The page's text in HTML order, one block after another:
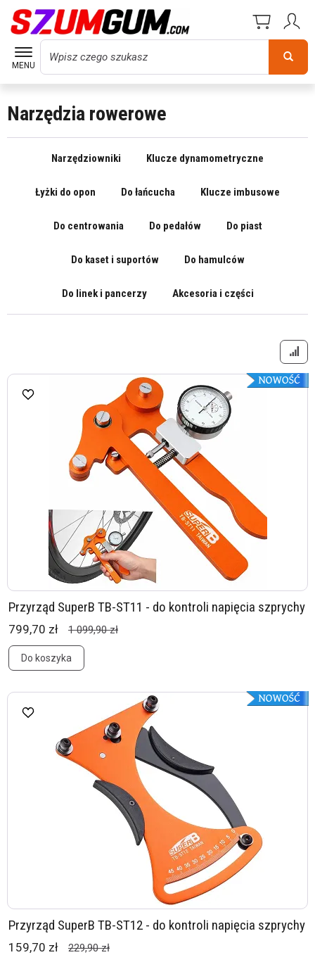
MENU
Wyszukaj
Narzędzia rowerowe
Narzędziowniki Klucze dynamometryczne
Łyżki do opon Do łańcucha Klucze imbusowe
Do centrowania Do pedałów Do piast
Do kaset i suportów Do hamulców
Do linek i pancerzy Akcesoria i części
Przyrząd SuperB TB-ST11 - do kontroli napięcia szprychy
799,70 zł 1 099,90 zł
Do koszyka
Przyrząd SuperB TB-ST12 - do kontroli napięcia szprychy
159,70 zł 229,90 zł